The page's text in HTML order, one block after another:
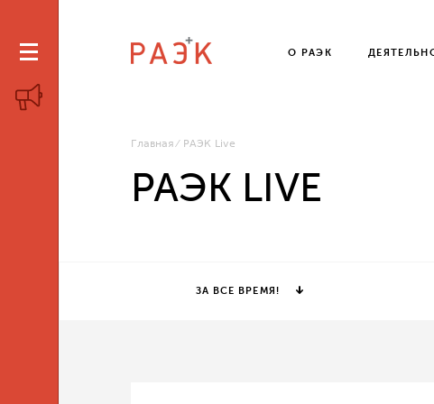
О РАЭК
Главная РАЭК Live
РАЭК LIVE
ЗА ВСЕ ВРЕМЯ!